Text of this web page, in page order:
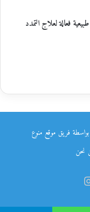
فعالة لعلاج التمدد
منوع
نحن
انستقرام